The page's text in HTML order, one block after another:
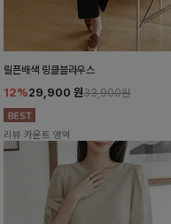
릴픈배색 링클블라우스
12%29,900 원33,900원
리뷰 카운트 영역